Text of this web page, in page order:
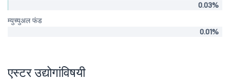
0.03%
म्युच्युअल फंड
0.01%
एस्टर उद्योगांविषयी